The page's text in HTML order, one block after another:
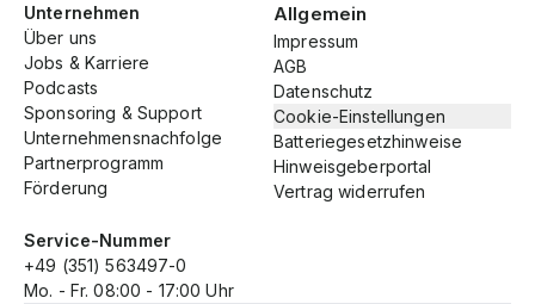
Service-Nummer
+49 (351) 563497-0
Mo. - Fr. 08:00 - 17:00 Uhr
Unternehmen
Über uns
Jobs & Karriere
Podcasts
Sponsoring & Support
Unternehmensnachfolge
Partnerprogramm
Förderung
Allgemein
Impressum
AGB
Datenschutz
Cookie-Einstellungen
Batteriegesetzhinweise
Hinweisgeberportal
Vertrag widerrufen